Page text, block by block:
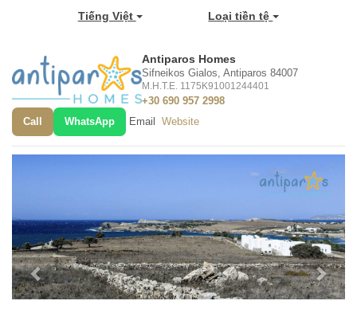
Tiếng Việt Loại tiền tệ
Antiparos Homes
Sifneikos Gialos, Antiparos 84007
M.H.T.E. 1175K91001244401
+30 690 957 2998
Call
WhatsApp Email Website